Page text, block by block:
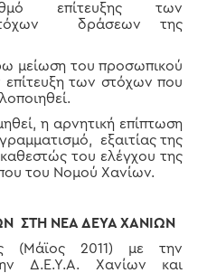
επίτευξης των
στόχων δράσεων της
μείωση του προσωπικού
επίτευξη των στόχων που
η αρνητική επίπτωση
εξαιτίας της
του ελέγχου της
του Νομού Χανίων.
ΣΤΗ ΝΕΑ ΔΕΥΑ ΧΑΝΙΩΝ
(Μάϊος 2011) με την
Δ.Ε.Υ.Α. Χανίων και